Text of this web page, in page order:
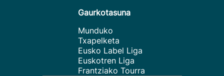
Gaurkotasuna
Munduko
Txapelketa
Eusko Label Liga
Euskotren Liga
Frantziako Tourra